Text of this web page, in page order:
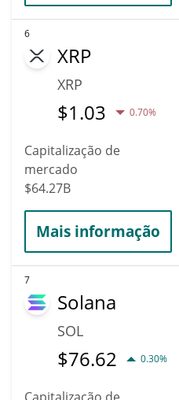
6
XRP
XRP
$1.03 0.70%
Capitalização de
mercado
$64.27B
Mais informação
7
Solana
SOL
$76.62 0.30%